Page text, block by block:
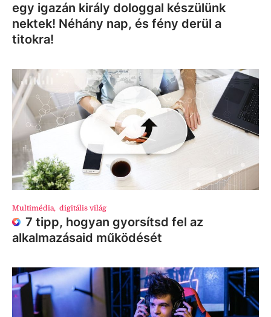
egy igazán király dologgal készülünk
nektek! Néhány nap, és fény derül a
titokra!
Multimédia, digitális világ
7 tipp, hogyan gyorsítsd fel az
alkalmazásaid működését